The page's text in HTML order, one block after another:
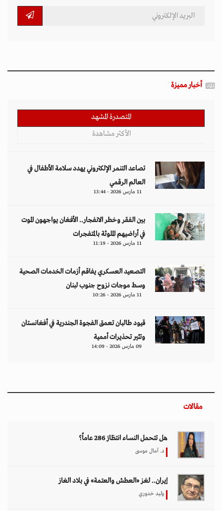
أخبار مميزة
المتصدرة المشهد
الأكثر مشاهدة
تصاعد التنمر الإلكتروني يهدد سلامة الأطفال في
العالم الرقمي
11 مارس 2026 - 13:44
بين الفقر وخطر الانفجار.. الأفغان يواجهون الموت
في أراضيهم الملوثة بالمتفجرات
11 مارس 2026 - 11:19
التصعيد العسكري يفاقم أزمات الخدمات الصحية
وسط موجات نزوح جنوب لبنان
11 مارس 2026 - 10:26
قيود طالبان تعمق الفجوة الجندرية في أفغانستان
وتثير تحذيرات أممية
09 مارس 2026 - 14:09
مقالات
هل تتحمل النساء انتظارَ 286 عاماً؟
د. آمال موسى
إيران.. لغز «العطش والعتمة» في بلاد الغاز
وليد خدوري